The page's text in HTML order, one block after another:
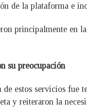
de la plataforma e
principalmente en
su preocupación
estos servicios fue
y reiteraron la